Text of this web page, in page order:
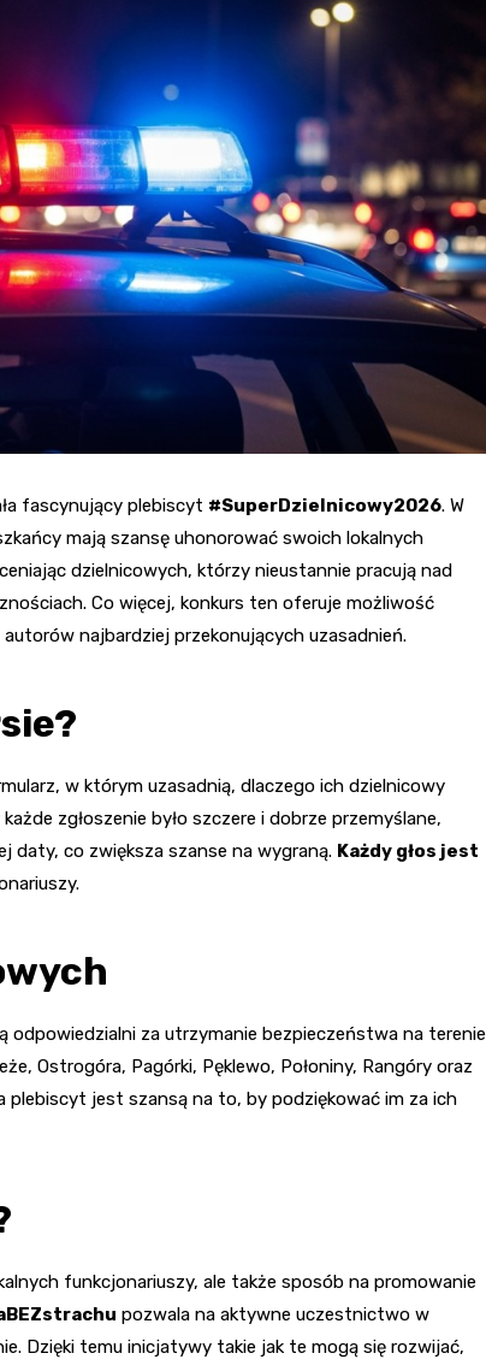
Poczta
Księgarnia
fascynujący plebiscyt #SuperDzielnicowy2026. W
mają szansę uhonorować swoich lokalnych
dzielnicowych, którzy nieustannie pracują nad
Co więcej, konkurs ten oferuje możliwość
najbardziej przekonujących uzasadnień.
w którym uzasadnią, dlaczego ich dzielnicowy
zgłoszenie było szczere i dobrze przemyślane,
daty, co zwiększa szanse na wygraną. Każdy głos jest
odpowiedzialni za utrzymanie bezpieczeństwa na terenie
Ostrogóra, Pagórki, Pęklewo, Połoniny, Rangóry oraz
plebiscyt jest szansą na to, by podziękować im za ich
funkcjonariuszy, ale także sposób na promowanie
pozwala na aktywne uczestnictwo w
Dzięki temu inicjatywy takie jak te mogą się rozwijać,